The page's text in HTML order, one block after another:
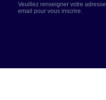
Veuillez renseigner votre adresse
email pour vous inscrire.